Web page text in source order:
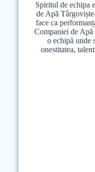
Spiritul de echipa
de Apă
face ca
Companiei de
o echipă unde
onestitatea,
Spiritul de echipă
de Apă
face ca
Companiei de
o echipă unde
onestitatea,